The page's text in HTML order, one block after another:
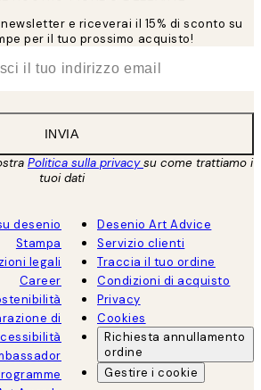
e riceverai il 15% di sconto su
per il tuo prossimo acquisto!
INVIA
Politica sulla privacysu come trattiamo i
tuoi dati
desenio
Stampa
legali
Career
di
Desenio Art Advice
Servizio clienti
Traccia il tuo ordine
Condizioni di acquisto
Privacy
Cookies
Richiesta annullamento
ordine
Gestire i cookie